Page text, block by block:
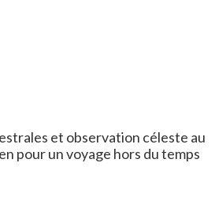
et observation céleste au
pour un voyage hors du temps